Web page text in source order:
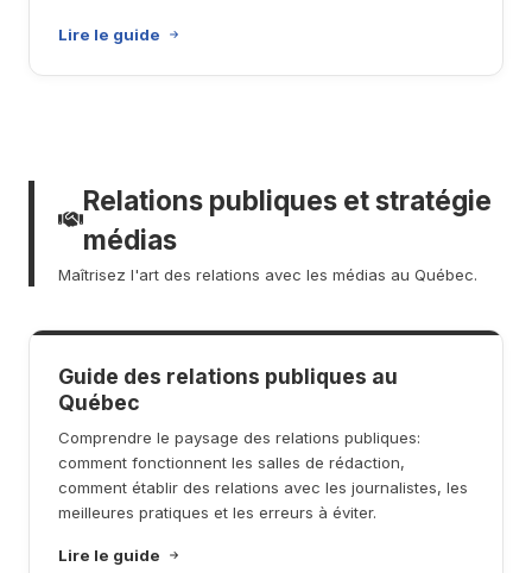
Lire le guide
Relations publiques et stratégie
médias
Maîtrisez l'art des relations avec les médias au Québec.
Guide des relations publiques au
Québec
Comprendre le paysage des relations publiques:
comment fonctionnent les salles de rédaction,
comment établir des relations avec les journalistes, les
meilleures pratiques et les erreurs à éviter.
Lire le guide